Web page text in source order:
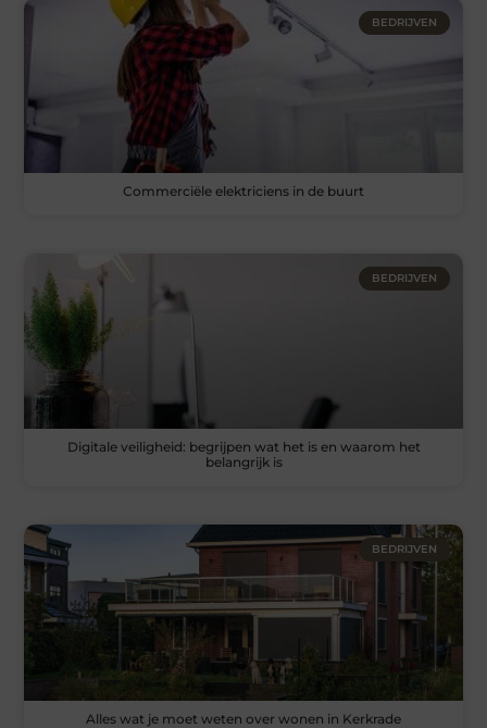
BEDRIJVEN
Commerciële elektriciens in de buurt
BEDRIJVEN
Digitale veiligheid: begrijpen wat het is en waarom het
belangrijk is
BEDRIJVEN
Alles wat je moet weten over wonen in Kerkrade